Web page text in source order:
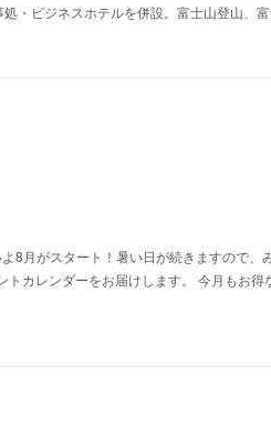
・ビジネスホテルを併設。富士山登山、富
8月がスタート！暑い日が続きますので、
トカレンダーをお届けします。 今月もお